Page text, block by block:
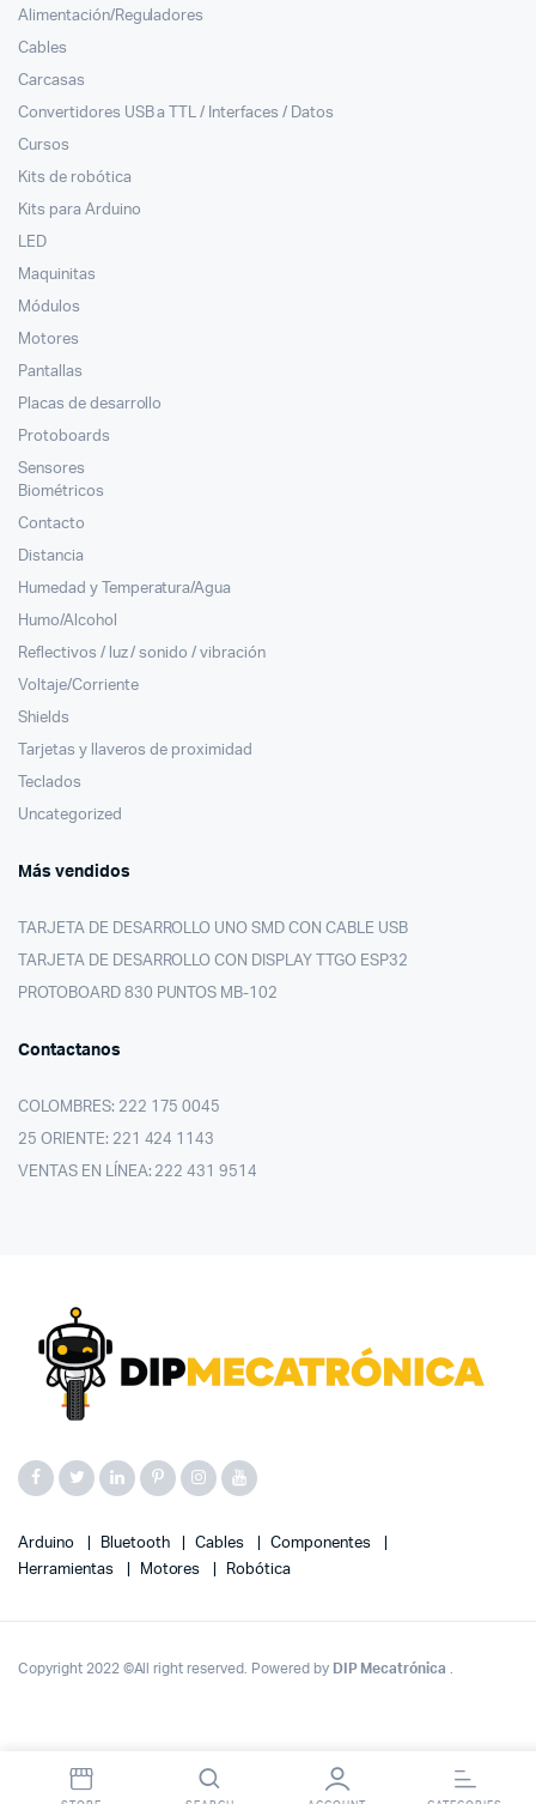
Alimentación/Reguladores
Cables
Carcasas
Convertidores USB a TTL / Interfaces / Datos
Cursos
Kits de robótica
Kits para Arduino
LED
Maquinitas
Módulos
Motores
Pantallas
Placas de desarrollo
Protoboards
Sensores
Biométricos
Contacto
Distancia
Humedad y Temperatura/Agua
Humo/Alcohol
Reflectivos / luz / sonido / vibración
Voltaje/Corriente
Shields
Tarjetas y llaveros de proximidad
Teclados
Uncategorized
Más vendidos
TARJETA DE DESARROLLO UNO SMD CON CABLE USB
TARJETA DE DESARROLLO CON DISPLAY TTGO ESP32
PROTOBOARD 830 PUNTOS MB-102
Contactanos
COLOMBRES: 222 175 0045
25 ORIENTE: 221 424 1143
VENTAS EN LÍNEA: 222 431 9514
Arduino Bluetooth Cables
Componentes
Herramientas
Motores Robótica
Copyright 2022 ©All right reserved. Powered by DIP Mecatrónica